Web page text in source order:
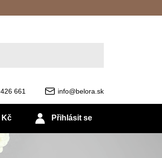
661 info@belora.sk
Přihlásit se
Kč